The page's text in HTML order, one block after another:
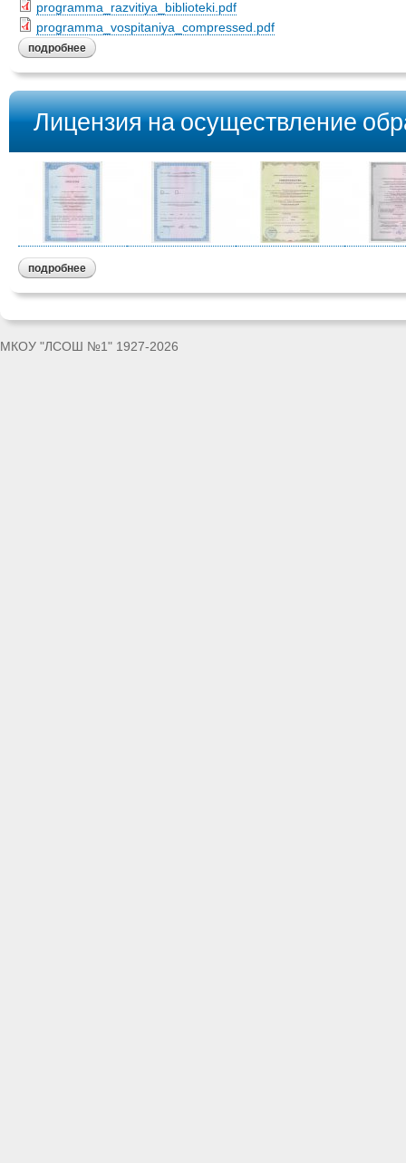
programma_razvitiya_biblioteki.pdf
programma_vospitaniya_compressed.pdf
подробнее
Лицензия на осуществление
подробнее
МКОУ "ЛСОШ №1" 1927-2026